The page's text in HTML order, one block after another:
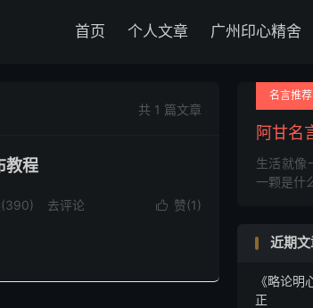
首页 个人文章 广州印心精舍
共 1 篇文章
教程
 赞(1)
390) 去评论
名言推荐
阿甘名
生活就像
一颗是什
近期
《略论
正